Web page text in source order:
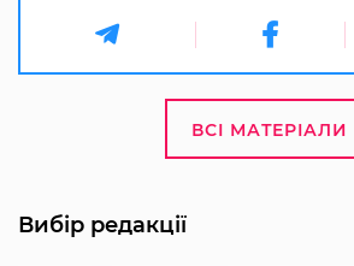
ВСІ МАТЕРІАЛИ
Вибір редакції